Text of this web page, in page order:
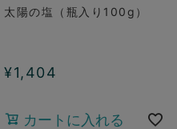
太陽の塩（瓶入り100g）
¥1,404
カートに入れる